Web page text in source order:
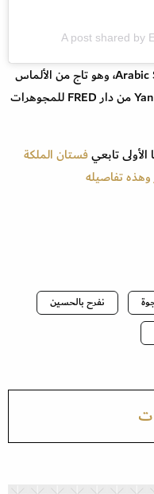
A post shared by
وعلى رأسها ارتدت الملكة رانيا تاج Arabic Scroll، وهو تاج من الألماس
يتضمن عبارات عربية من تصميم Yan Sicard من دار FRED للمجوهرات
تابعيفستان الملكة
وهذه تفاصيله
نفرح بالحسين